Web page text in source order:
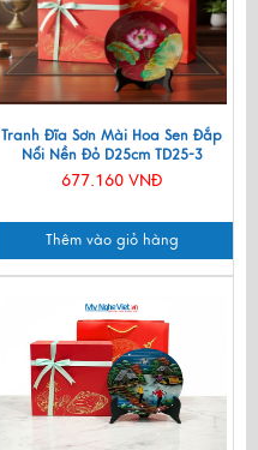
Tranh Đĩa Sơn Mài Hoa Sen Đắp
Nổi Nền Đỏ D25cm TD25-3
677.160 VNĐ
Thêm vào giỏ hàng